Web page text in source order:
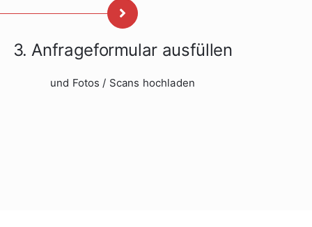
3. Anfrageformular ausfüllen
und Fotos / Scans hochladen